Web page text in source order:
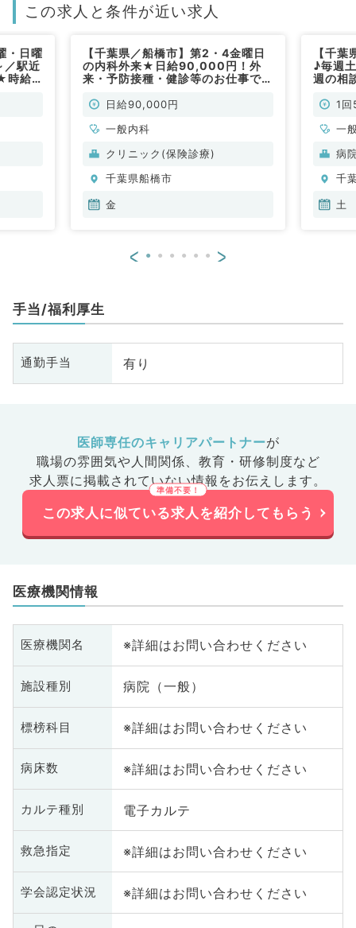
この求人と条件が近い求人
・日曜
／駅近
時給
【千葉県／船橋市】第2・4金曜日
の内科外来★日給90,000円！外
来・予防接種・健診等のお仕事です
日給90,000円
一般内科
クリニック(保険診療)
千葉県船橋市
金
【千
♪毎週
週の相
泌代
1
一
病
千
土
< >
手当/福利厚生
通勤手当 有り
医師専任のキャリアパートナーが
職場の雰囲気や人間関係、 教育・研修制度など
求人票に掲載されていない情報をお伝えします。
この求人に似ている求人を紹介してもらう
医療機関情報
医療機関名 ※詳細はお問い合わせください
施設種別 病院（一般）
標榜科目 ※詳細はお問い合わせください
病床数 ※詳細はお問い合わせください
カルテ種別 電子カルテ
救急指定 ※詳細はお問い合わせください
学会認定状況 ※詳細はお問い合わせください